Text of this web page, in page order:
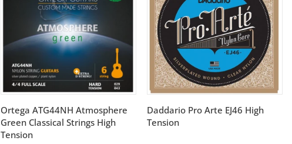
Ortega ATG44NH Atmosphere
Green Classical Strings High
Tension
Daddario Pro Arte EJ46 High
Tension